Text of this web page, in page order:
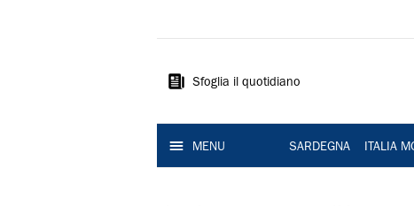
Sardegna
Sfoglia il quotidiano
MENU SARDEGNA ITALIA